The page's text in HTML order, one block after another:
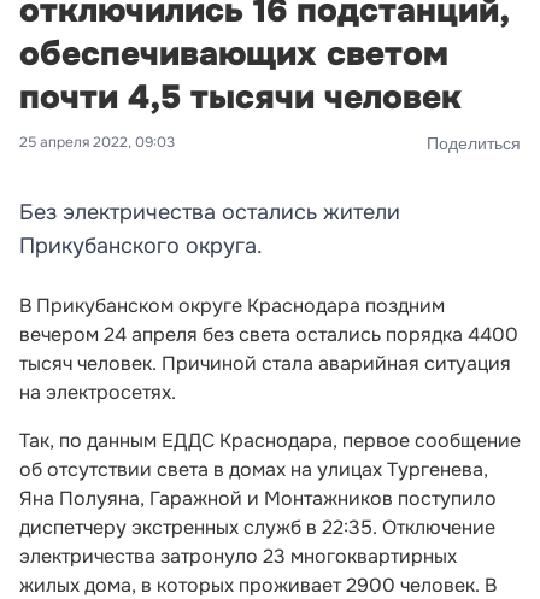
отключились 16 подстанций,
обеспечивающих светом
почти 4,5 тысячи человек
25 апреля 2022, 09:03 Поделиться
Без электричества остались жители
Прикубанского округа.
В Прикубанском округе Краснодара поздним
вечером 24 апреля без света остались порядка 4400
тысяч человек. Причиной стала аварийная ситуация
на электросетях.
Так, по данным ЕДДС Краснодара, первое сообщение
об отсутствии света в домах на улицах Тургенева,
Яна Полуяна, Гаражной и Монтажников поступило
диспетчеру экстренных служб в 22:35. Отключение
электричества затронуло 23 многоквартирных
жилых дома, в которых проживает 2900 человек. В